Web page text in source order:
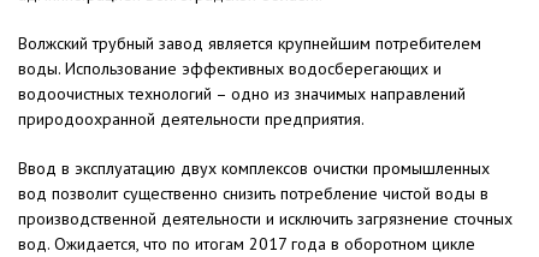
Волжский трубный завод является крупнейшим потребителем
воды. Использование эффективных водосберегающих и
водоочистных технологий – одно из значимых направлений
природоохранной деятельности предприятия.
Ввод в эксплуатацию двух комплексов очистки промышленных
вод позволит существенно снизить потребление чистой воды в
производственной деятельности и исключить загрязнение сточных
вод. Ожидается, что по итогам 2017 года в оборотном цикле